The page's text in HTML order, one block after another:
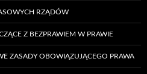
RZĄDÓW
Z BEZPRAWIEM W PRAWIE
ZASADY OBOWIĄZUJĄCEGO PRAWA